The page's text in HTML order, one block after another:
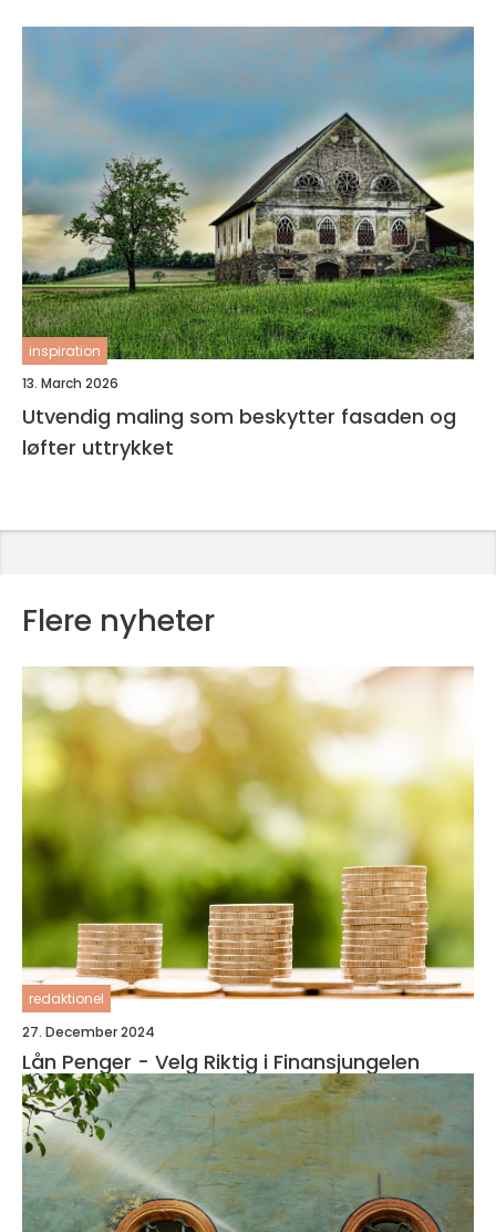
inspiration
13. March 2026
Utvendig maling som beskytter fasaden og
løfter uttrykket
Flere nyheter
redaktionel
27. December 2024
Lån Penger - Velg Riktig i Finansjungelen